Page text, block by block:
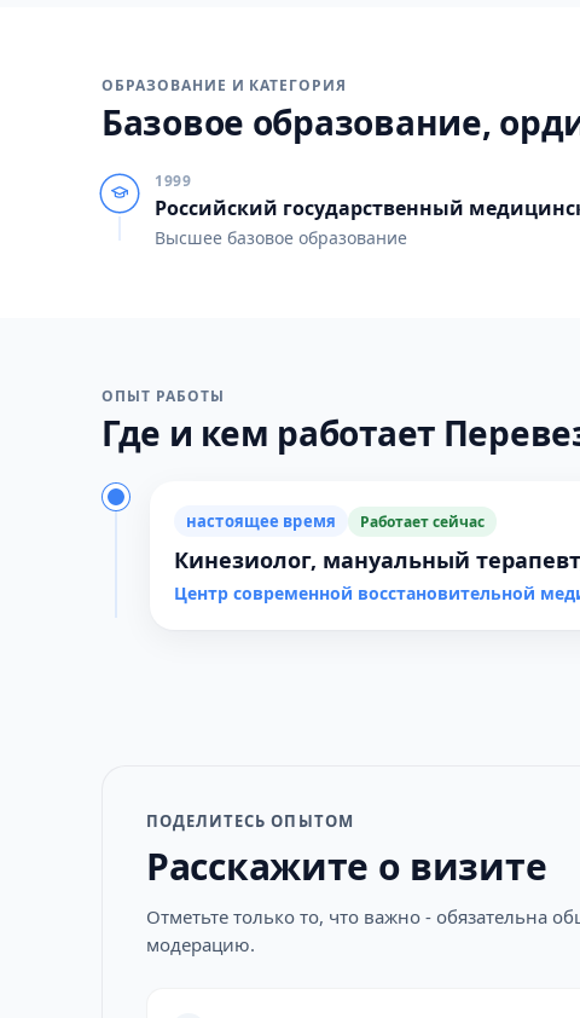
ОБРАЗОВАНИЕ И КАТЕГОРИЯ
Базовое образование,
1999
Российский государственный
Высшее базовое образование
ОПЫТ РАБОТЫ
Где и кем работает
настоящее время Работает сейчас
Кинезиолог, мануальный
Центр современной восстановительной
ПОДЕЛИТЕСЬ ОПЫТОМ
Расскажите о визите
Отметьте только то, что важно - обязательна
модерацию.